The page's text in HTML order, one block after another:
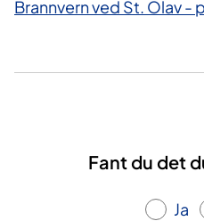
​Brannvern ved St. Olav
Fant du det
Ja